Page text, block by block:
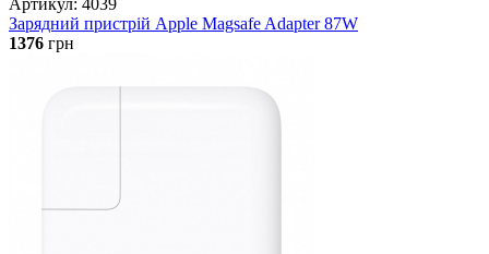
Зарядний пристрій Apple Magsafe Adapter 87W
1376 грн